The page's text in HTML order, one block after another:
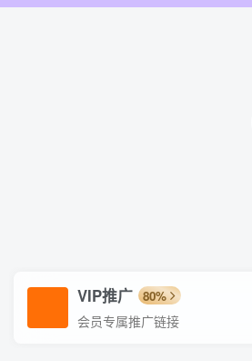
VIP推广 80%
会员专属推广链接